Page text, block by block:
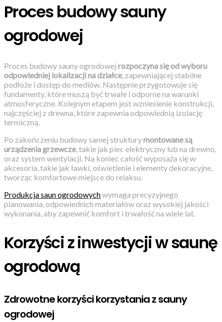
Proces budowy sauny
ogrodowej
Proces budowy sauny ogrodowej rozpoczyna się od wyboru
odpowiedniej lokalizacji na działce, zapewniającej stabilne
podłoże i dostęp do mediów. Następnie przygotowuje się
fundamenty, które muszą być trwałe i odporne na warunki
atmosferyczne. Kolejnym etapem jest wzniesienie konstrukcji,
najczęściej z drewna, które zapewnia odpowiednią izolację
termiczną.
Po zakończeniu budowy samej strukturymontowane są
urządzenia grzewcze, takie jak piec elektryczny lub na drewno,
oraz system wentylacji. Na koniec całość wyposaża się w
akcesoria, takie jak ławki, oświetlenie i elementy dekoracyjne,
tworząc komfortowe miejsce do relaksu.
Produkcja saun ogrodowychwymaga precyzyjnego
planowania, odpowiednich materiałów oraz wysokiej jakości
wykonania, aby zapewnić komfort i trwałość na wiele lat.
Korzyści z inwestycji w saunę
ogrodową
Zdrowotne korzyści korzystania z sauny
ogrodowej